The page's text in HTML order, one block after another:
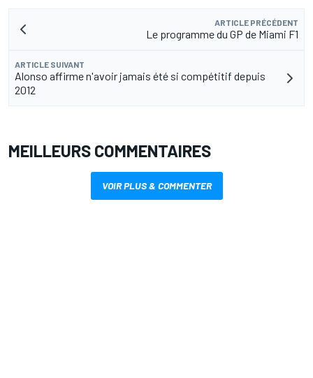
ARTICLE PRÉCÉDENT
Le programme du GP de Miami F1
ARTICLE SUIVANT
Alonso affirme n'avoir jamais été si compétitif depuis
2012
MEILLEURS COMMENTAIRES
VOIR PLUS & COMMENTER